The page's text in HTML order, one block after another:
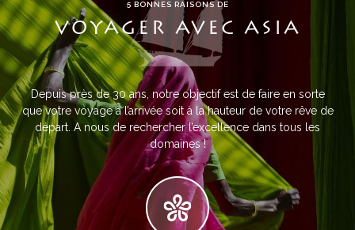
5 BONNES RAISONS DE
VOYAGER AVEC ASIA
Depuis près de 30 ans, notre objectif est de faire en sorte
que votre voyage à l’arrivée soit à la hauteur de votre rêve de
départ. A nous de rechercher l’excellence dans tous les
domaines !